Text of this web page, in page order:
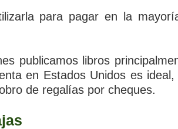
para pagar en la
publicamos libros
en Estados Unidos es
de regalías por cheques.